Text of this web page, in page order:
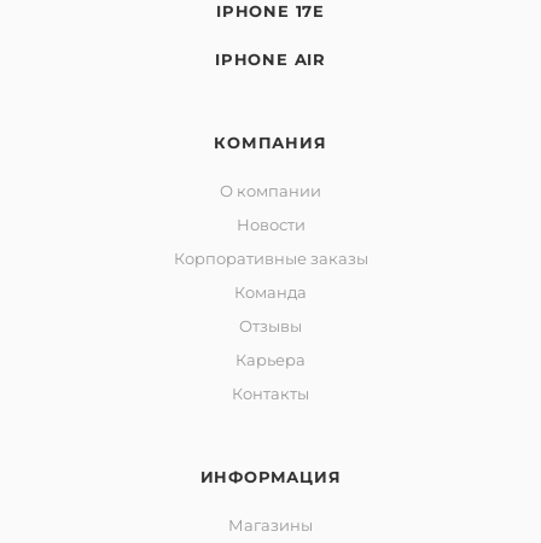
IPHONE 17E
IPHONE AIR
КОМПАНИЯ
О компании
Новости
Корпоративные заказы
Команда
Отзывы
Карьера
Контакты
ИНФОРМАЦИЯ
Магазины